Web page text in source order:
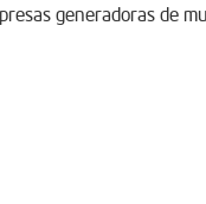
generadoras de